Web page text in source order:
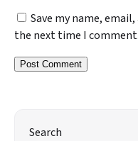
Save my name,
the next time I comment.
Search